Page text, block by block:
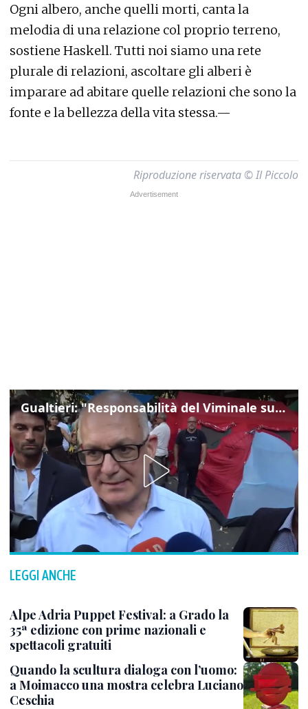
Ogni albero, anche quelli morti, canta la
melodia di una relazione col proprio terreno,
sostiene Haskell. Tutti noi siamo una rete
plurale di relazioni, ascoltare gli alberi è
imparare ad abitare quelle relazioni che sono la
fonte e la bellezza della vita stessa.—
Riproduzione riservata © Il Piccolo
Gualtieri: "Responsabilità del Viminale su Spin Time? La posizione dei partiti è nota"
LEGGI ANCHE
Alpe Adria Puppet Festival: a Grado la
35ª edizione con prime nazionali e
spettacoli gratuiti
Quando la scultura dialoga con l’uomo:
a Moimacco una mostra celebra Luciano
Ceschia